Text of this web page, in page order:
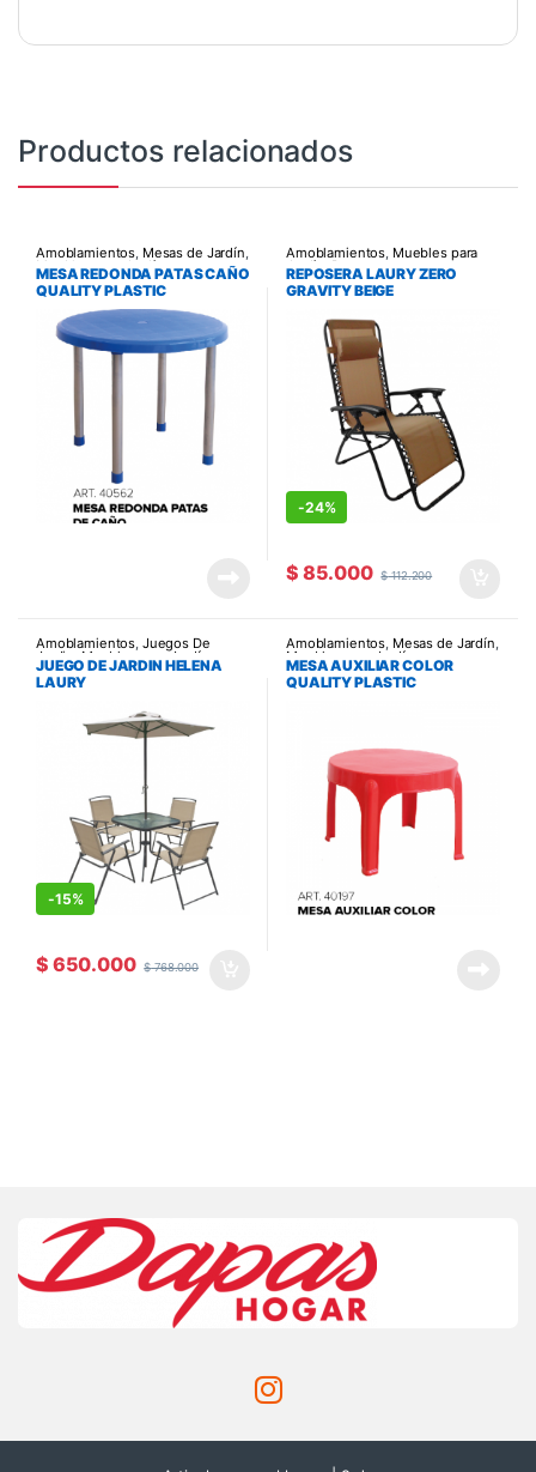
Productos relacionados
Amoblamientos Mesas de Jardín
Muebles para Jardín
MESA REDONDA PATAS CAÑO
QUALITY PLASTIC
Amoblamientos Muebles para
Jardín ,Reposeras
REPOSERA LAURY ZERO
GRAVITY BEIGE
-24%
$ 85.000 $112.200
Amoblamientos, Juegos De
Jardin ,Muebles para Jardín
JUEGO DE JARDIN HELENA
LAURY
-15%
$ 650.000 $768.000
Amoblamientos, Mesas de Jardín,
Muebles para Jardín
MESA AUXILIAR COLOR
QUALITY PLASTIC